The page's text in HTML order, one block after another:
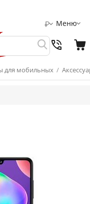
Меню
₽
для мобильных /